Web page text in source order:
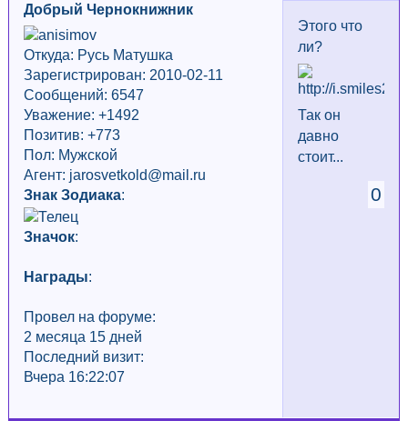
Добрый Чернокнижник
Откуда: Русь Матушка
Зарегистрирован: 2010-02-11
Сообщений: 6547
Уважение: +1492
Позитив: +773
Пол: Мужской
Агент: jarosvetkold@mail.ru
Знак Зодиака:
Значок:
Награды:
Провел на форуме:
2 месяца 15 дней
Последний визит:
Вчера 16:22:07
Этого что
ли?
Так он
давно
стоит...
0